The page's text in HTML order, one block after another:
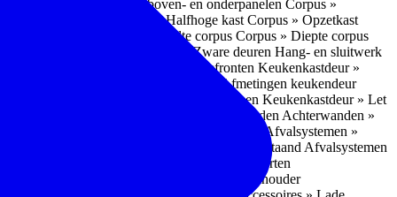
Corpus » Buitenkant zij-, boven- en onderpanelen Corpus »
Corpus » Halfhoge kast Corpus » Opzetkast
Corpus » Breedte corpus Corpus » Diepte corpus
Hang- en sluitwerk » Zware deuren Hang- en sluitwerk
» Soorten deur- en ladefronten Keukenkastdeur »
Keukenkastdeur » Afmetingen keukendeur
Keukenkastdeur » Deurgrepen Keukenkastdeur » Let
Achterwanden » Nadelen achterwanden Achterwanden »
Afvalsystemen »
Afvalsystemen » Vrijstaand Afvalsystemen
Inbouwaccessoires » Soorten
Inbouwaccessoires » Handdoekhouder